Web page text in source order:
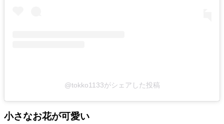
@tokko1133がシェアした投稿
小さなお花が可愛い